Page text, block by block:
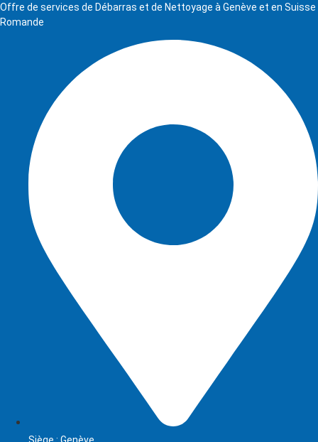
Offre de services de Débarras et de Nettoyage à Genève et en Suisse
Romande